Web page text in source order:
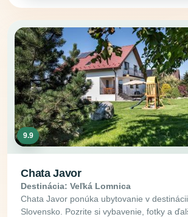
9.9
Chata Javor
Destinácia: Veľká Lomnica
Chata Javor ponúka ubytovanie v
Slovensko. Pozrite si vybavenie, fotky a